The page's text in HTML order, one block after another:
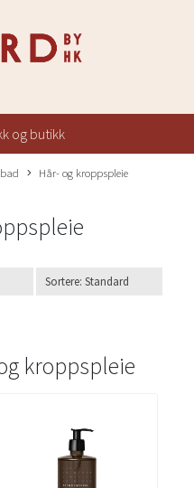
og butikk
Hår- og kroppspleie
kroppspleie